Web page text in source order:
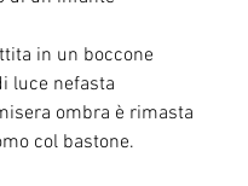
in un boccone
luce nefasta
ombra è rimasta
col bastone.